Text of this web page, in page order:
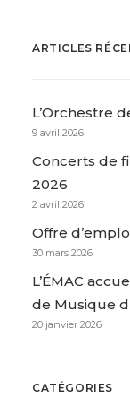
ARTICLES
L’Orchestre
9 avril 2026
Concerts de
2026
2 avril 2026
Offre
30 mars 2026
L’ÉMAC
de Musique
20 janvier 2026
CATÉGORIES